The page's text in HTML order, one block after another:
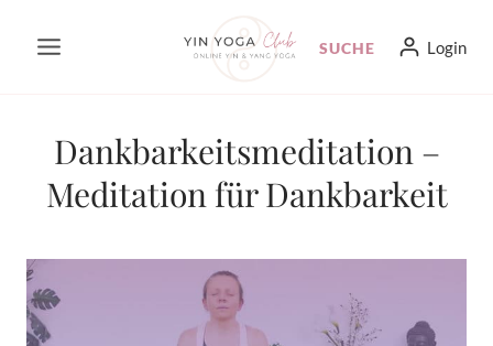
Inhalt
SUCHE Login
Dankbarkeitsmeditation –
Meditation für Dankbarkeit